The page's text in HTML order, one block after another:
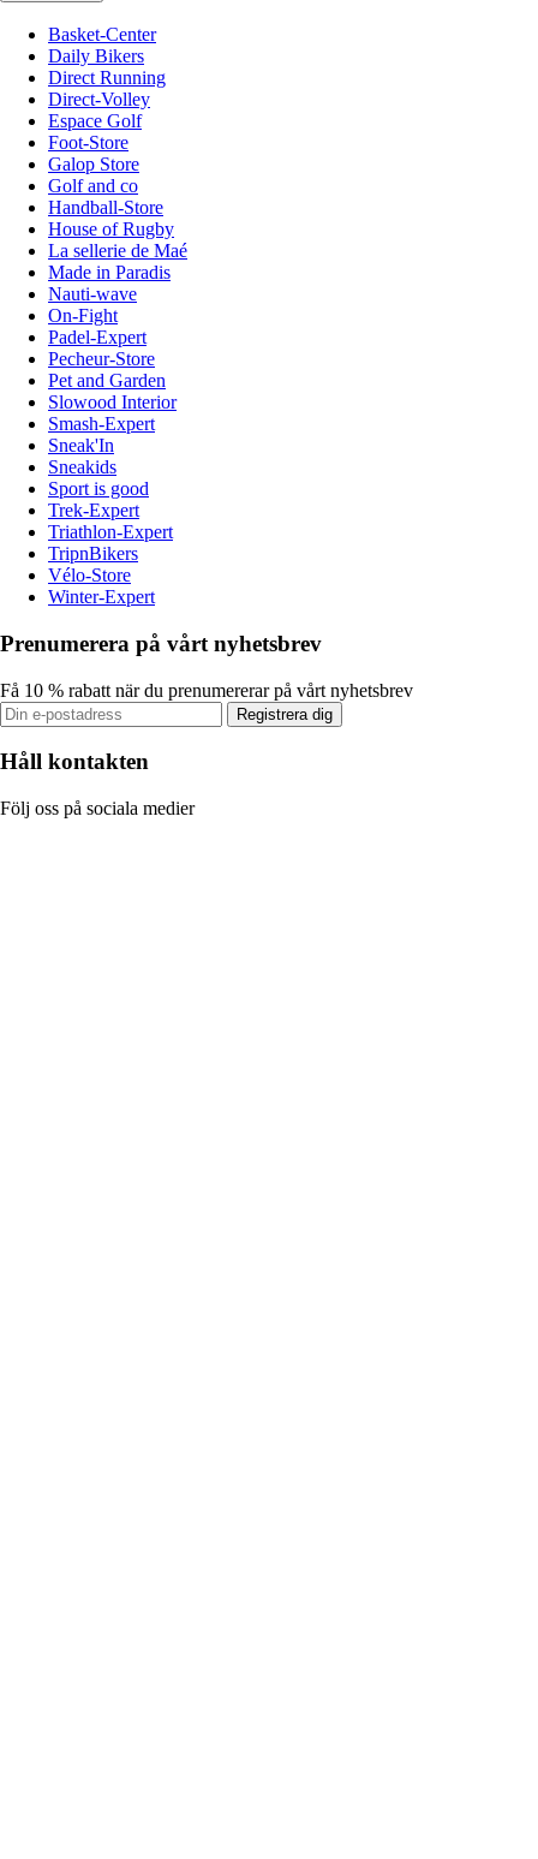
Basket-Center
Daily Bikers
Direct Running
Direct-Volley
Espace Golf
Foot-Store
Galop Store
Golf and co
Handball-Store
House of Rugby
La sellerie de Maé
Made in Paradis
Nauti-wave
On-Fight
Padel-Expert
Pecheur-Store
Pet and Garden
Slowood Interior
Smash-Expert
Sneak'In
Sneakids
Sport is good
Trek-Expert
Triathlon-Expert
TripnBikers
Vélo-Store
Winter-Expert
Prenumerera på vårt nyhetsbrev
Få 10 % rabatt när du prenumererar på vårt nyhetsbrev
Registrera dig
Håll kontakten
Följ oss på sociala medier